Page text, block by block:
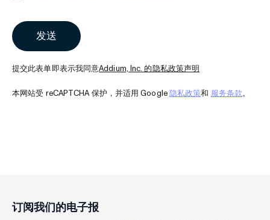
提交此表单即表示我同意Addium, Inc. 的隐私政策声明
本网站受 reCAPTCHA 保护，并适用 Google隐私政策和 服务条款。
订阅我们的电子报